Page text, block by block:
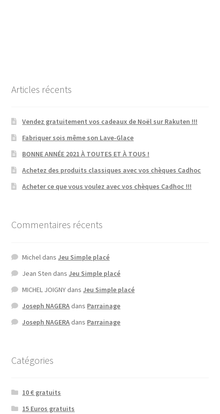
Articles récents
Vendez gratuitement vos cadeaux de Noël sur Rakuten !!!
Fabriquer sois même son Lave-Glace
BONNE ANNÉE 2021 À TOUTES ET À TOUS !
Achetez des produits classiques avec vos chèques Cadhoc
Acheter ce que vous voulez avec vos chèques Cadhoc !!!
Commentaires récents
Michel dansJeu Simple placé
Jean Sten dansJeu Simple placé
MICHEL JOIGNY dansJeu Simple placé
Joseph NAGERA dans Parrainage
Joseph NAGERA dans Parrainage
Catégories
10 € gratuits
15 Euros gratuits